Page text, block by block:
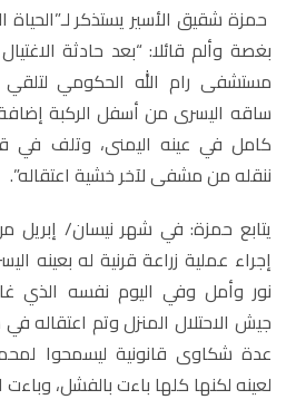
حمزة شقيق الأسير يستذكر لـ”الحياة
بغصة وألم قائلا: “بعد حادثة
مستشفى رام الله الحكومي لتلقي
ساقه اليسرى من أسفل الركبة
كامل في عينه اليمنى، وتلف في
ننقله من مشفى لآخر خشية اعتقاله”.
إجراء عملية زراعة قرنية له بعينه
نور وأمل وفي اليوم نفسه الذي
جيش الاحتلال المنزل وتم اعتقاله
عدة شكاوى قانونية ليسمحوا
لعينه لكنها كلها باءت بالفشل،